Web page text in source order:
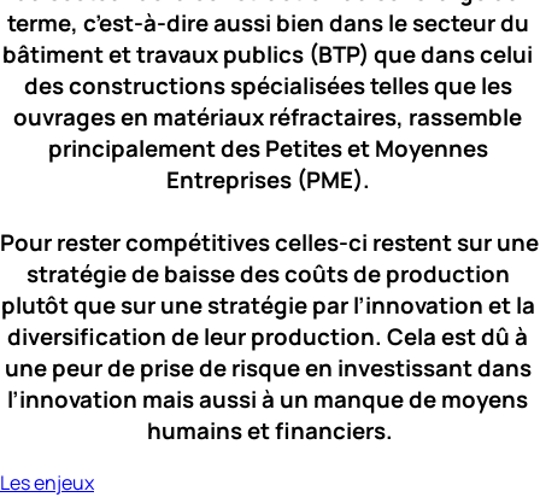
terme, c’est-à-dire aussi bien dans le secteur du
bâtiment et travaux publics (BTP) que dans celui
des constructions spécialisées telles que les
ouvrages en matériaux réfractaires, rassemble
principalement des Petites et Moyennes
Entreprises (PME).
Pour rester compétitives celles-ci restent sur une
stratégie de baisse des coûts de production
plutôt que sur une stratégie par l’innovation et la
diversification de leur production. Cela est dû à
une peur de prise de risque en investissant dans
l’innovation mais aussi à un manque de moyens
humains et financiers.
Les enjeux